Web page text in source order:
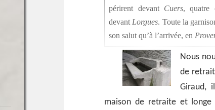
périrent devant Cuers, quatre
devantLorgues. Toute la
son salut qu’à l’arrivée, en
Nous
de
Giraud,
maison de retraite et